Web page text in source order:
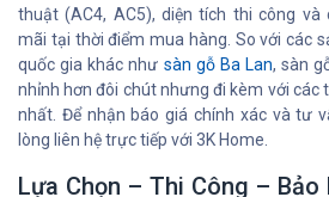
thuật (AC4, AC5), diện tích thi công và
mãi tại thời điểm mua hàng. So với các
quốc gia khác như sàn gỗ Ba Lan, sàn
nhỉnh hơn đôi chút nhưng đi kèm với các
nhất. Để nhận báo giá chính xác và tư
lòng liên hệ trực tiếp với 3K Home.
Lựa Chọn – Thi Công – Bảo